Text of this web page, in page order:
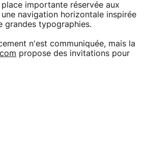
importante réservée aux
navigation horizontale inspirée
grandes typographies.
n'est communiquée, mais la
propose des invitations pour